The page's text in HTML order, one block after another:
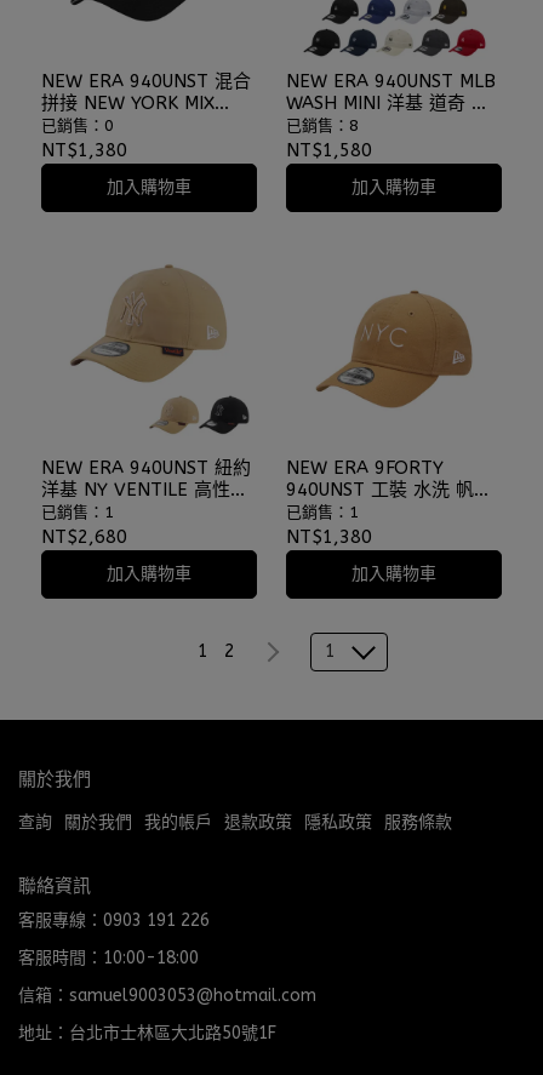
NEW ERA 940UNST 混合
拼接 NEW YORK MIX
TREATMENT 老帽
⫷ScrewCap⫸
已銷售：0
NT$1,380
加入購物車
NEW ERA 940UNST MLB
WASH MINI 洋基 道奇 水
洗 多色 老帽 韓國代購
⫷ScrewCap⫸
已銷售：8
NT$1,580
加入購物車
NEW ERA 940UNST 紐約
洋基 NY VENTILE 高性能
透氣 老帽 棒球帽
⫷ScrewCap⫸
已銷售：1
NT$2,680
加入購物車
NEW ERA 9FORTY
940UNST 工裝 水洗 帆布
NYC 卡其色 棒球帽 老帽
⫷ScrewCap⫸
已銷售：1
NT$1,380
加入購物車
1 2 1
關於我們
查詢 關於我們 我的帳戶 退款政策 隱私政策 服務條款
聯絡資訊
客服專線：0903 191 226
客服時間：10:00-18:00
信箱：samuel9003053@hotmail.com
地址：台北市士林區大北路50號1F